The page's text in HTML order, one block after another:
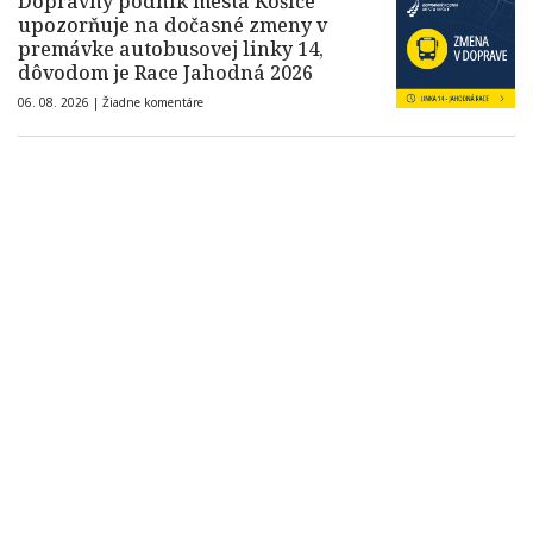
upozorňuje na dočasné zmeny v
premávke autobusovej linky 14,
dôvodom je Race Jahodná 2026
06. 08. 2026 | Žiadne komentáre